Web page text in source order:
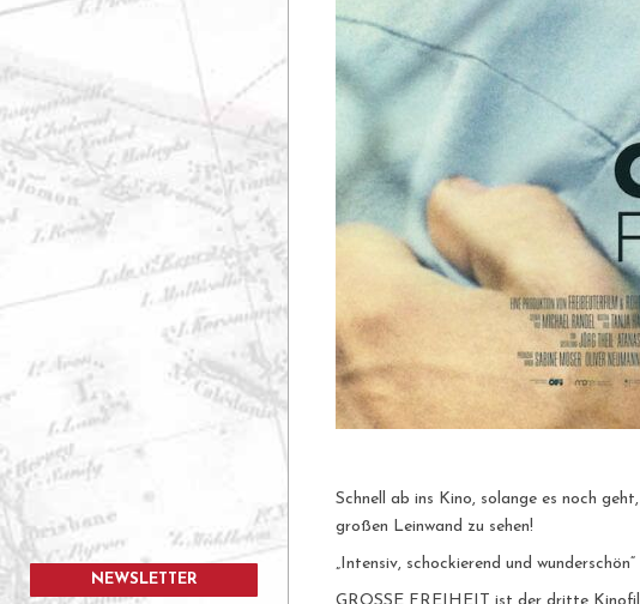
NEWSLETTER
Schnell ab ins Kino, solange es noch
großen Leinwand zu sehen!
„Intensiv, schockierend und